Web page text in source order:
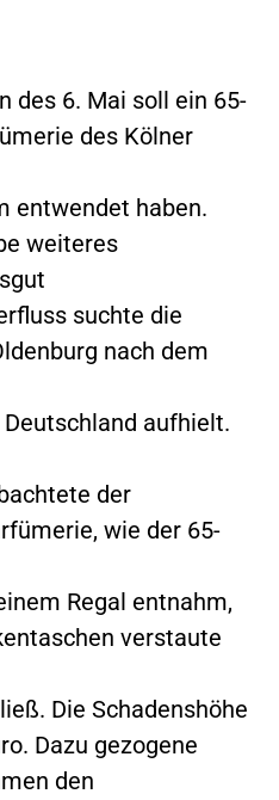
des 6. Mai soll ein 65-
des Kölner
entwendet haben.
weiteres
suchte die
nach dem
aufhielt.
der
wie der 65-
Regal entnahm,
verstaute
Die Schadenshöhe
Dazu gezogene
den